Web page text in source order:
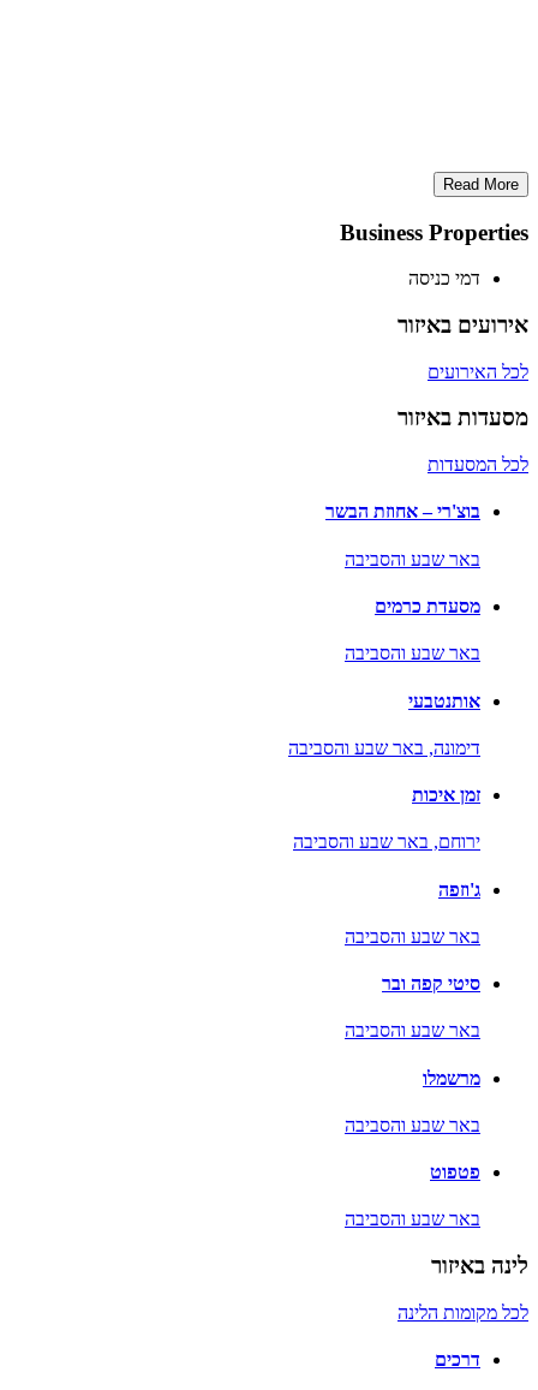
Read More
Business Properties
דמי כניסה
אירועים באיזור
לכל האירועים
מסעדות באיזור
לכל המסעדות
בוצ'רי – אחוזת הבשר
באר שבע והסביבה
מסעדת כרמים
באר שבע והסביבה
אותנטבעי
דימונה, באר שבע והסביבה
זמן איכות
ירוחם, באר שבע והסביבה
ג'וזפה
באר שבע והסביבה
סיטי קפה ובר
באר שבע והסביבה
מרשמלו
באר שבע והסביבה
פטפוט
באר שבע והסביבה
לינה באיזור
לכל מקומות הלינה
דרכים